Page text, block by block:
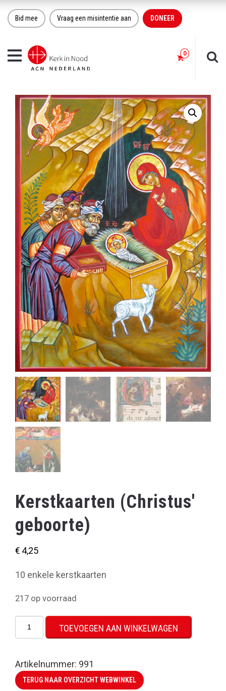
Bid mee Vraag een misintentie aan DONEER
Toggle
navigation
Kerstkaarten (Christus'
geboorte)
€ 4,25
10 enkele kerstkaarten
217 op voorraad
Kerstkaarten
(Christus'
aantal
TOEVOEGEN AAN WINKELWAGEN
Artikelnummer: 991
TERUG NAAR OVERZICHT WEBWINKEL